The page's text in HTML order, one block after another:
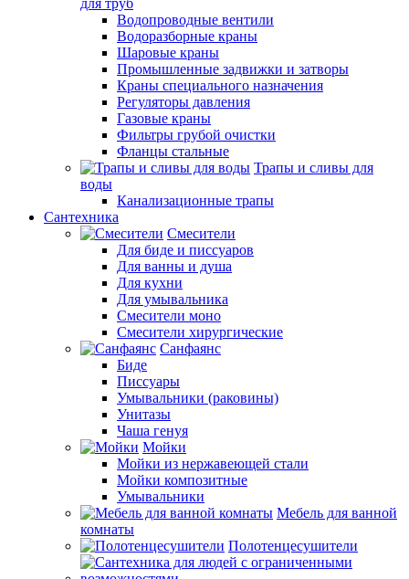
для труб
Водопроводные вентили
Водоразборные краны
Шаровые краны
Промышленные задвижки и затворы
Краны специального назначения
Регуляторы давления
Газовые краны
Фильтры грубой очистки
Фланцы стальные
Трапы и сливы для
воды
Канализационные трапы
Сантехника
Смесители
Для биде и писсуаров
Для ванны и душа
Для кухни
Для умывальника
Смесители моно
Смесители хирургические
Санфаянс
Биде
Писсуары
Умывальники (раковины)
Унитазы
Чаша генуя
Мойки
Мойки из нержавеющей стали
Мойки композитные
Умывальники
Мебель для ванной
комнаты
Полотенцесушители